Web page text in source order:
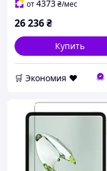
от4373₴/мес
26 236₴
Купить
🛒 Экономия ❤️